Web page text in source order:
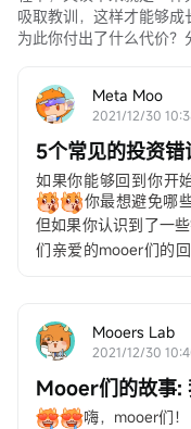
吸取教训，这样才能够成
为此你付出了什么代价？
Meta Moo
2021/12/30
5个常见的投资
如果你能够回到你开
你最想避免哪
但如果你认识到了一
们亲爱的mooer们的
Mooers Lab
2021/12/30
Mooer们的故事:
嗨，mooer们！